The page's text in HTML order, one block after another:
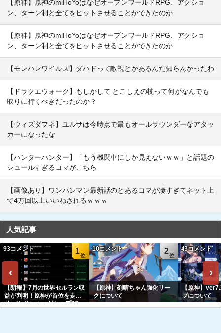
【原神】原神のmiHoYoはなぜオープンワールドRPG、アクショ
ン、ターン制と全てをヒットさせることができたのか
【原神】原神のmiHoYoはなぜオープンワールドRPG、アクショ
ン、ターン制と全てをヒットさせることができたのか
【モンハンワイルズ】ダハドって敵視とかあるんだ知らんかったわ
【ドラクエウォーク】もしかして とこしえの杖って何がなんでも
取りに行くべきだったのか？
【ウィズダフネ】ユルサは今時点で最もオールラウンダーなアタッ
カーになったな
【ハンターハンター】「もう機関車にしか見えないｗｗ」と話題の
シュールすぎるコマがこちら
【画像あり】ワンパンマン最新話のとあるコマが凄すぎてネット上
で4万回以上いいねされるｗｗｗ
人気記事
‹
1
93コメント
【朗報】7月の世界セルラン収
益が判明！原神が首位を走
り、HoYoverseがトップ3を
2
10コメント
【原神】刻晴ちゃん強化リー
クについて
43コメント
【原神】
プについて
›